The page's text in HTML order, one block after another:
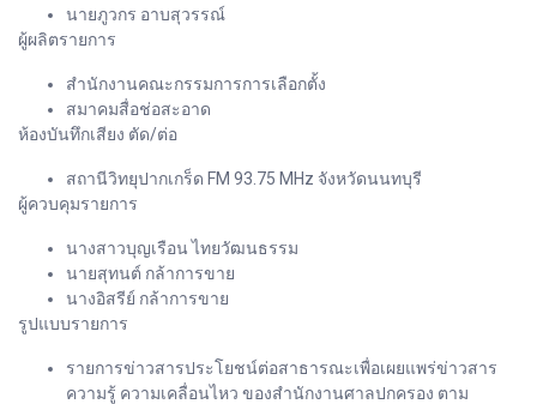
นายภูวกร อาบสุวรรณ์
ผู้ผลิตรายการ
สำนักงานคณะกรรมการการเลือกตั้ง
สมาคมสื่อช่อสะอาด
ห้องบันทึกเสียง ตัด/ต่อ
สถานีวิทยุปากเกร็ด FM 93.75 MHz จังหวัดนนทบุรี
ผู้ควบคุมรายการ
นางสาวบุญเรือน ไทยวัฒนธรรม
นายสุทนต์ กล้าการขาย
นางอิสรีย์ กล้าการขาย
รูปแบบรายการ
รายการข่าวสารประโยชน์ต่อสาธารณะเพื่อเผยแพร่ข่าวสาร
ความรู้ ความเคลื่อนไหว ของสำนักงานศาลปกครอง ตาม